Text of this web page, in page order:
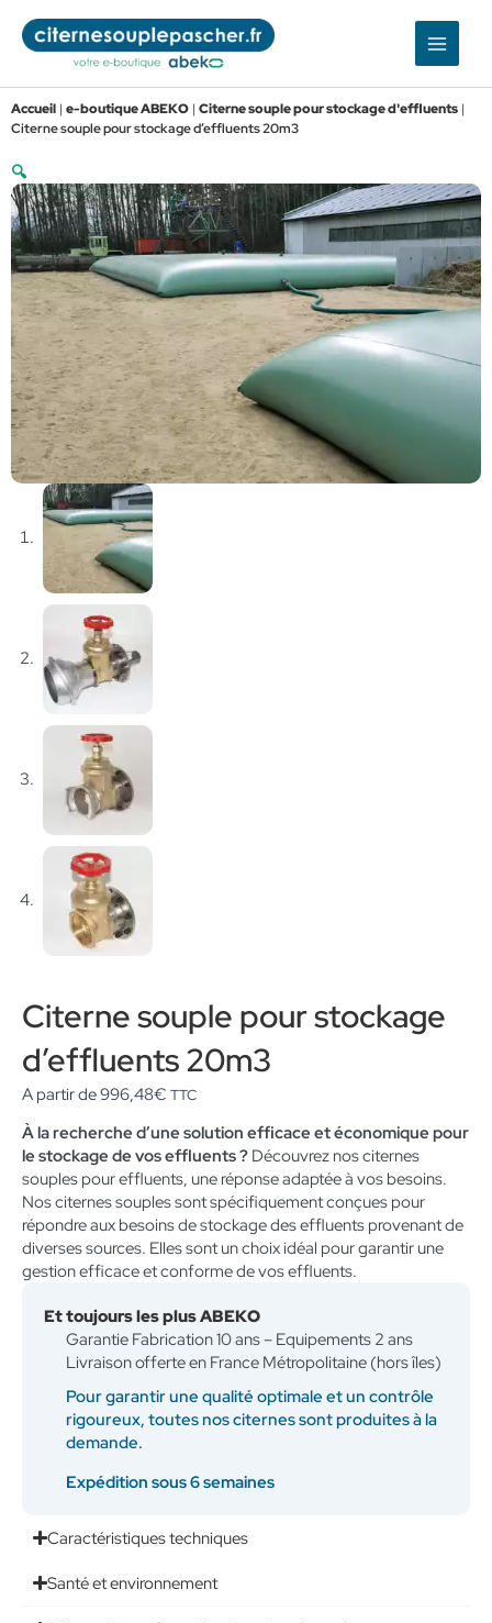
contenu
Accueil | e-boutique ABEKO | Citerne souple pour stockage d'effluents |
Citerne souple pour stockage d’effluents 20m3
🔍
Citerne souple pour stockage
d’effluents 20m3
A partir de996,48€ TTC
À la recherche d’une solution efficace et économique pour
le stockage de vos effluents ? Découvrez nos citernes
souples pour effluents, une réponse adaptée à vos besoins.
Nos citernes souples sont spécifiquement conçues pour
répondre aux besoins de stockage des effluents provenant de
diverses sources. Elles sont un choix idéal pour garantir une
gestion efficace et conforme de vos effluents.
Et toujours les plus ABEKO
Garantie Fabrication 10 ans – Equipements 2 ans
Livraison offerte en France Métropolitaine (hors îles)
Pour garantir une qualité optimale et un contrôle
rigoureux, toutes nos citernes sont produites à la
demande.
Expédition sous 6 semaines
Caractéristiques techniques
Santé et environnement